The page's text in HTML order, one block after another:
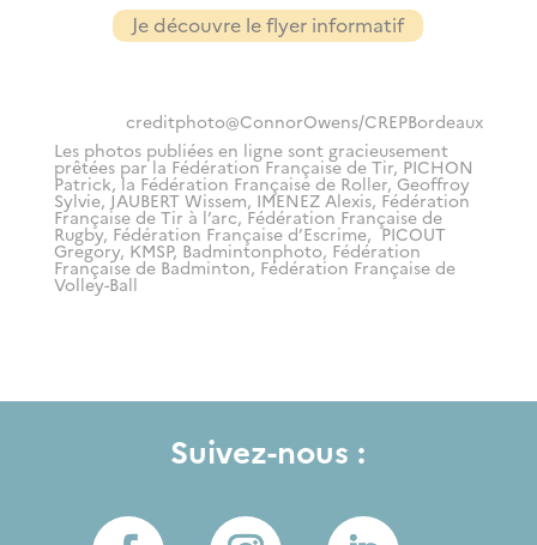
Je découvre le flyer informatif
creditphoto@ConnorOwens/CREPBordeaux
Les photos publiées en ligne sont gracieusement
prêtées par la Fédération Française de Tir, PICHON
Patrick, la Fédération Française de Roller, Geoffroy
Sylvie, JAUBERT Wissem, IMENEZ Alexis, Fédération
Française de Tir à l’arc, Fédération Française de
Rugby, Fédération Française d’Escrime, PICOUT
Gregory, KMSP, Badmintonphoto, Fédération
Française de Badminton, Fédération Française de
Volley-Ball
Suivez-nous :